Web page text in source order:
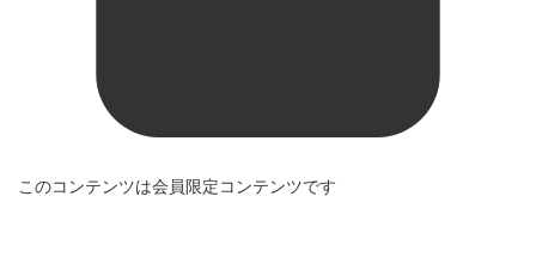
このコンテンツは会員限定コンテンツです